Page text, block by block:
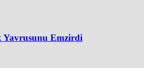
Yavrusunu Emzirdi